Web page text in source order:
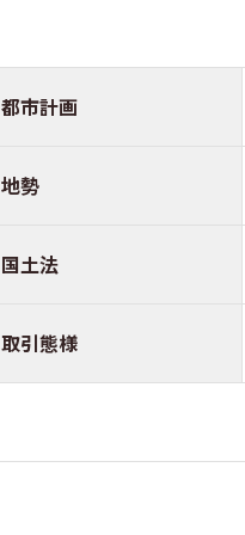
都市計画
地勢
国土法
取引態様